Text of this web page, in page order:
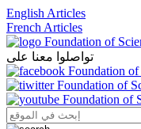
English Articles
French Articles
تواصلوا معنا على